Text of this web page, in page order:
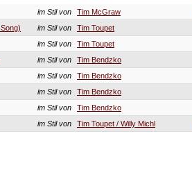
im Stil von
Tim McGraw
im Stil von
Tim Toupet
im Stil von
Tim Toupet
im Stil von
Tim Bendzko
im Stil von
Tim Bendzko
im Stil von
Tim Bendzko
im Stil von
Tim Bendzko
im Stil von Tim Toupet / Willy Michl